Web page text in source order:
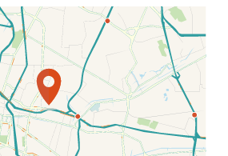
الموقع عل الخريطة